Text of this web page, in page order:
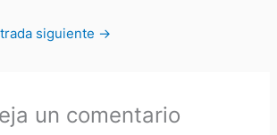
siguiente →
un comentario